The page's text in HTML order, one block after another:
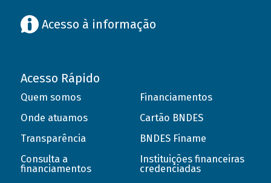
Acesso à informação
Acesso Rápido
Quem somos
Onde atuamos
Transparência
Consulta a
financiamentos
Financiamentos
Cartão BNDES
BNDES Finame
Instituições financeiras
credenciadas